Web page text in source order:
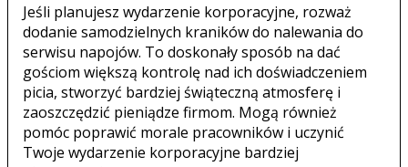
Jeśli planujesz wydarzenie korporacyjne, rozważ
dodanie samodzielnych kraników do nalewania do
serwisu napojów. To doskonały sposób na dać
gościom większą kontrolę nad ich doświadczeniem
picia, stworzyć bardziej świąteczną atmosferę i
zaoszczędzić pieniądze firmom. Mogą również
pomóc poprawić morale pracowników i uczynić
Twoje wydarzenie korporacyjne bardziej